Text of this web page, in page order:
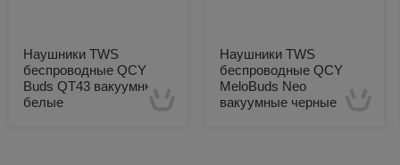
Наушники TWS
беспроводные QCY
Buds QT43 вакуумные
белые
Наушники TWS
беспроводные QCY
MeloBuds Neo
вакуумные черные